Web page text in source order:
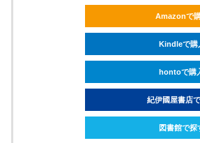
Amazonで
Kindleで購
hontoで購
紀伊國屋書店
図書館で探